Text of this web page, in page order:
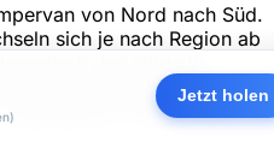
von Nord nach Süd.
sich je nach Region ab
das stärkste
Verbindung auf dem
Küstenorten.
Jetzt holen